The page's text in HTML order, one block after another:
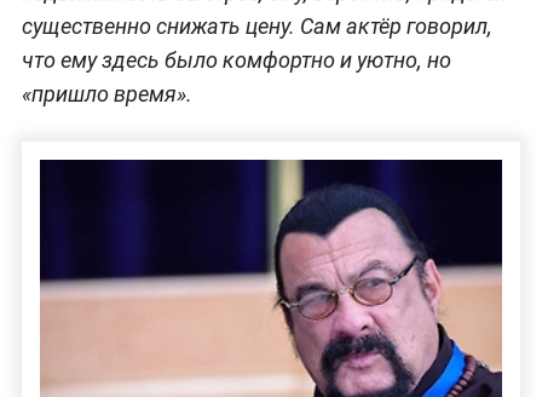
существенно снижать цену. Сам актёр говорил,
что ему здесь было комфортно и уютно, но
«пришло время».